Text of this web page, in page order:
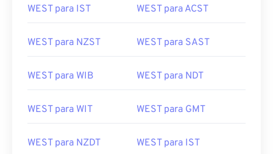
WEST para IST WEST para ACST
WEST para NZST WEST para SAST
WEST para WIB WEST para NDT
WEST para WIT WEST para GMT
WEST para NZDT WEST para IST